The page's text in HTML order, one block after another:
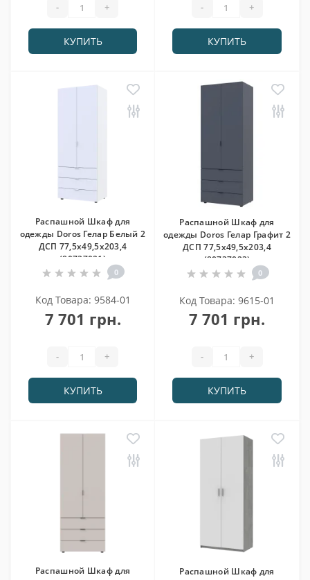
- +
КУПИТЬ
- +
КУПИТЬ
Распашной Шкаф для
одежды Doros Гелар Белый 2
ДСП 77,5х49,5х203,4
(80737021)
0
Код Товара: 9584-01
7 701 грн.
- +
КУПИТЬ
Распашной Шкаф для
одежды Doros Гелар Графит 2
ДСП 77,5х49,5х203,4
(80737023)
0
Код Товара: 9615-01
7 701 грн.
- +
КУПИТЬ
Распашной Шкаф для
Распашной Шкаф для